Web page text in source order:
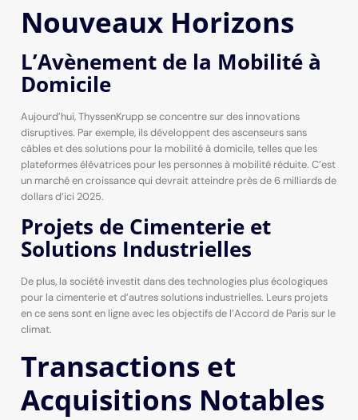
Nouveaux Horizons
L’Avènement de la Mobilité à
Domicile
Aujourd’hui, ThyssenKrupp se concentre sur des innovations
disruptives. Par exemple, ils développent des ascenseurs sans
câbles et des solutions pour la mobilité à domicile, telles que les
plateformes élévatrices pour les personnes à mobilité réduite. C’est
un marché en croissance qui devrait atteindre près de 6 milliards de
dollars d’ici 2025.
Projets de Cimenterie et
Solutions Industrielles
De plus, la société investit dans des technologies plus écologiques
pour la cimenterie et d’autres solutions industrielles. Leurs projets
en ce sens sont en ligne avec les objectifs de l’Accord de Paris sur le
climat.
Transactions et
Acquisitions Notables